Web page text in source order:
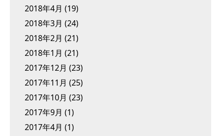
2018年4月 (19)
2018年3月 (24)
2018年2月 (21)
2018年1月 (21)
2017年12月 (23)
2017年11月 (25)
2017年10月 (23)
2017年9月 (1)
2017年4月 (1)